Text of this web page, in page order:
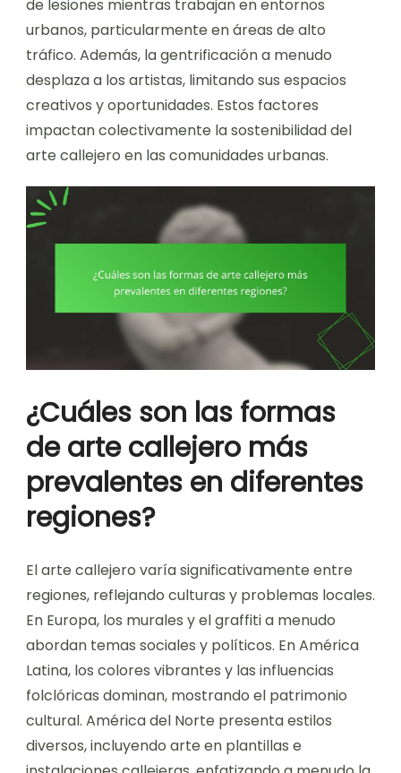
de lesiones mientras trabajan en entornos
urbanos, particularmente en áreas de alto
tráfico. Además, la gentrificación a menudo
desplaza a los artistas, limitando sus espacios
creativos y oportunidades. Estos factores
impactan colectivamente la sostenibilidad del
arte callejero en las comunidades urbanas.
¿Cuáles son las formas
de arte callejero más
prevalentes en diferentes
regiones?
El arte callejero varía significativamente entre
regiones, reflejando culturas y problemas locales.
En Europa, los murales y el graffiti a menudo
abordan temas sociales y políticos. En América
Latina, los colores vibrantes y las influencias
folclóricas dominan, mostrando el patrimonio
cultural. América del Norte presenta estilos
diversos, incluyendo arte en plantillas e